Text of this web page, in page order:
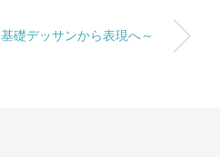
礎デッサンから表現へ～